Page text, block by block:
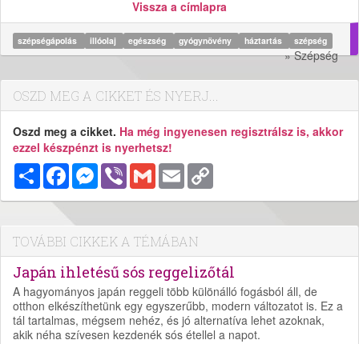
Vissza a címlapra
szépségápolás illóolaj egészség gyógynövény háztartás szépség
» Szépség
OSZD MEG A CIKKET ÉS NYERJ...
Oszd meg a cikket. Ha még ingyenesen regisztrálsz is, akkor
ezzel készpénzt is nyerhetsz!
MegosztásFacebookMessenger
Viber Gmail Email
TOVÁBBI CIKKEK A TÉMÁBAN
Japán ihletésű sós reggelizőtál
A hagyományos japán reggeli több különálló fogásból áll, de
otthon elkészíthetünk egy egyszerűbb, modern változatot is. Ez a
tál tartalmas, mégsem nehéz, és jó alternatíva lehet azoknak,
akik néha szívesen kezdenék sós étellel a napot.